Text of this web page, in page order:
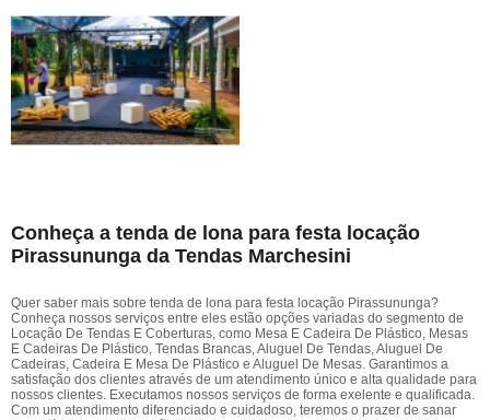
Conheça a tenda de lona para festa locação
Pirassununga da Tendas Marchesini
Quer saber mais sobre tenda de lona para festa locação Pirassununga?
Conheça nossos serviços entre eles estão opções variadas do segmento de
Locação De Tendas E Coberturas, como Mesa E Cadeira De Plástico, Mesas
E Cadeiras De Plástico, Tendas Brancas, Aluguel De Tendas, Aluguel De
Cadeiras, Cadeira E Mesa De Plástico e Aluguel De Mesas. Garantimos a
satisfação dos clientes através de um atendimento único e alta qualidade para
nossos clientes. Executamos nossos serviços de forma exelente e qualificada.
Com um atendimento diferenciado e cuidadoso, teremos o prazer de sanar